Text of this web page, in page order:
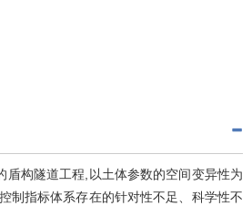
盾构隧道工程,以土体参数的空间变异性为
制指标体系存在的针对性不足、科学性不